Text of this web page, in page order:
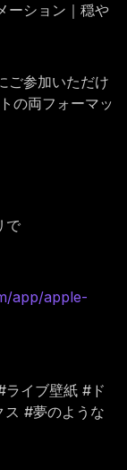
ーション｜穏や
ご参加いただけ
の両フォーマッ
で
app/apple-
イブ壁紙 #ド
#夢のような